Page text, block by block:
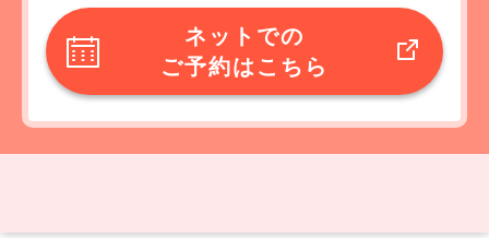
ネットでの
ご予約はこちら